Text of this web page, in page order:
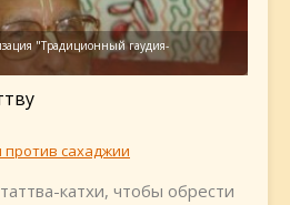
сахаджии
катхи, чтобы обрести